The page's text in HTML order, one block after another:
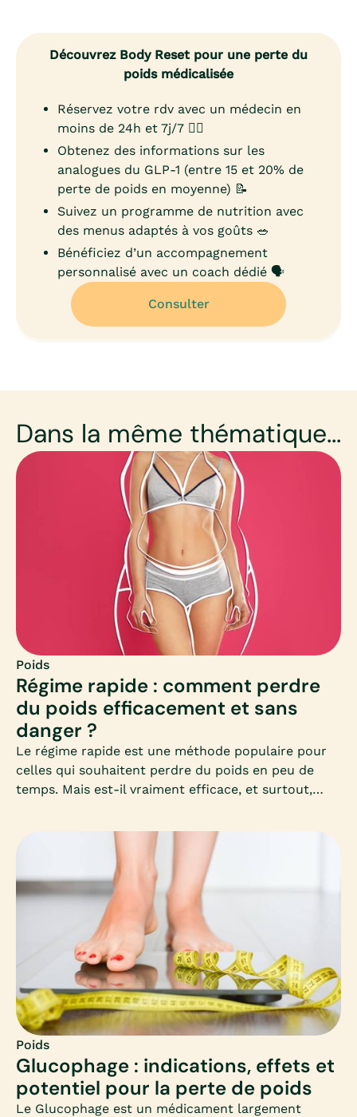
Découvrez Body Reset pour une perte du
poids médicalisée
Réservez votre rdv avec un médecin en
moins de 24h et 7j/7 👨‍⚕️
Obtenez des informations sur les
analogues du GLP-1 (entre 15 et 20% de
perte de poids en moyenne) 📝
Suivez un programme de nutrition avec
des menus adaptés à vos goûts 🥗
Bénéficiez d’un accompagnement
personnalisé avec un coach dédié 🗣️
Consulter
Dans la même thématique...
Poids
Régime rapide : comment perdre
du poids efficacement et sans
danger ?
Le régime rapide est une méthode populaire pour
celles qui souhaitent perdre du poids en peu de
temps. Mais est-il vraiment efficace, et surtout,
article complet les clés pour comprendre, choisir et
appliquer un régime rapide adapté à vos besoins,
sans mettre votre corps en difficulté.
Poids
Glucophage : indications, effets et
potentiel pour la perte de poids
Le Glucophage est un médicament largement